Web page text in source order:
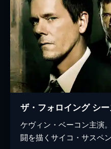
ザ・フォロイング シー
ケヴィン・ベーコン主演
闘を描くサイコ・サスペ